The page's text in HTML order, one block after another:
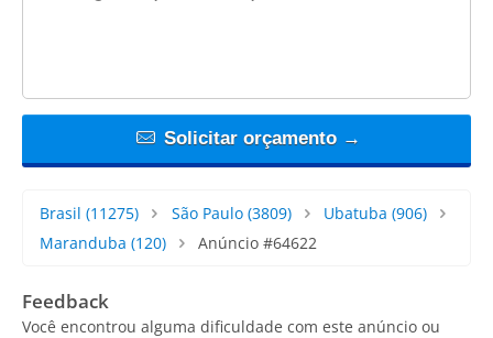
Solicitar orçamento →
Brasil (11275) São Paulo(3809) Ubatuba (906)
Maranduba (120) Anúncio #64622
Feedback
Você encontrou alguma dificuldade com este anúncio ou